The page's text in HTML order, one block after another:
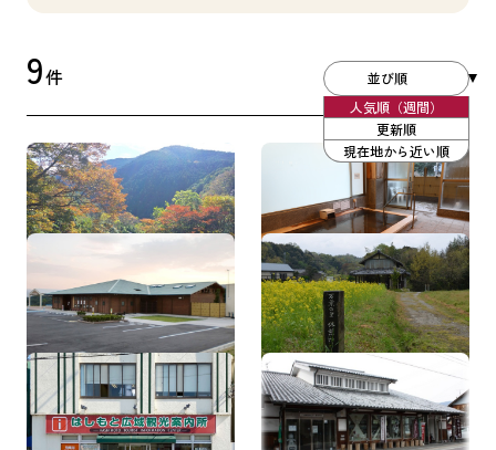
9件
並び順
人気順（週間）
更新順
現在地から近い順
玉川峡 やどり温泉 いやしの湯
橋本市エコパーク紀望の
里
万葉の里
はしもと広域観光案内所
橋本市地場産業振興セン
ター（裁ち寄り処）